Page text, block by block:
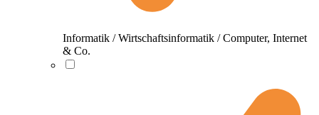
Informatik / Wirtschaftsinformatik / Computer, Internet
& Co.